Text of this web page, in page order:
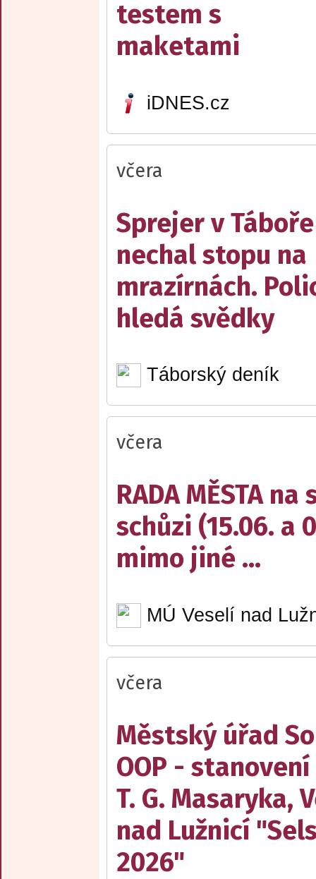
testem s
maketami
iDNES.cz
včera
Sprejer v Táboře
nechal stopu na
mrazírnách.
hledá svědky
Táborský deník
včera
RADA MĚSTA na
schůzi (15.06. a
mimo jiné ...
MÚ Veselí nad
včera
Městský úřad
OOP -
T. G. Masaryka,
nad Lužnicí
2026"